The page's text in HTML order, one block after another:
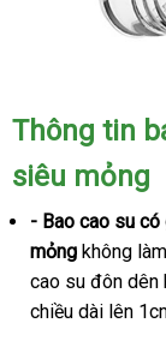
Thông tin
siêu mỏng
- Bao cao su
mỏng không
cao su đôn dên
chiều dài lên